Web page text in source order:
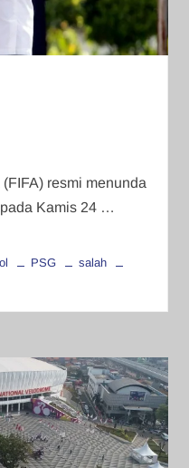
resmi menunda
Kamis 24 …
PSG
salah